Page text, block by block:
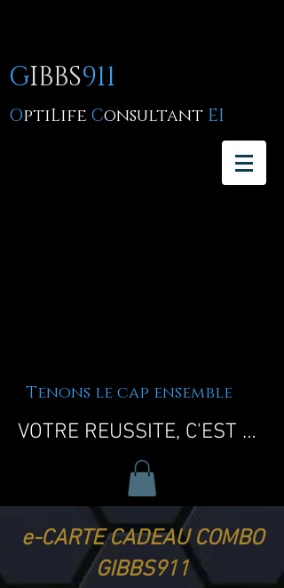
GIBBS911
OptiLife Consultant EI
Tenons le cap ensemble
VOTRE REUSSITE, C'EST MA REUSSITE !
e-CARTE CADEAU COMBO
GIBBS911